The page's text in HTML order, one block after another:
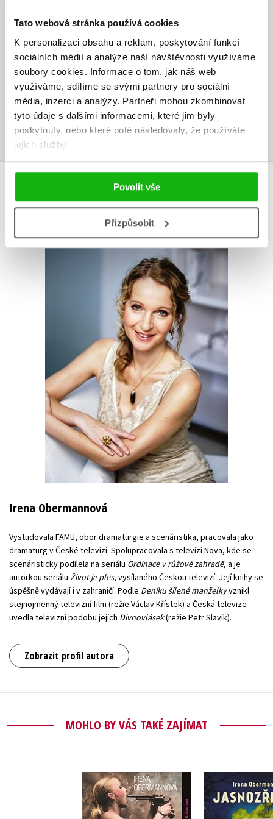
Tato webová stránka používá cookies
K personalizaci obsahu a reklam, poskytování funkcí
sociálních médií a analýze naší návštěvnosti využíváme
soubory cookies. Informace o tom, jak náš web
využíváme, sdílíme se svými partnery pro sociální
média, inzerci a analýzy. Partneři mohou zkombinovat
tyto údaje s dalšími informacemi, které jim byly
poskytnuty, nebo které poté následovaly, že používáte
jejich služby.
Povolit vše
Přizpůsobit
HODNOCENÍ ČTENÁŘŮ
V současné době nejsou vytvořena žádná uživatelská hodnocení.
Vaše hodnocení
Uživatelskou recenzi mohou vkládat pouze registrovaní uživatelé
Přihlásit
AUTOR KNIHY
Irena Obermannová
Vystudovala FAMU, obor dramaturgie a scenáristika, pracovala jako
dramaturg v České televizi. Spolupracovala s televizí Nova, kde se
scenáristicky podílela na seriálu Ordinace v růžové zahradě, a je
autorkou seriálu Život je ples, vysílaného Českou televizí. Její knihy se
úspěšně vydávají i v zahraničí. Podle Deníku šílené manželkyvznikl
stejnojmenný televizní film (režie Václav Křístek) a Česká televize
uvedla televizní podobu jejích Divnovlásek(režie Petr Slavík).
Zobrazit profil autora
MOHLO BY VÁS TAKÉ ZAJÍMAT
Deník šílené
manželky
(audiokniha)
Irena